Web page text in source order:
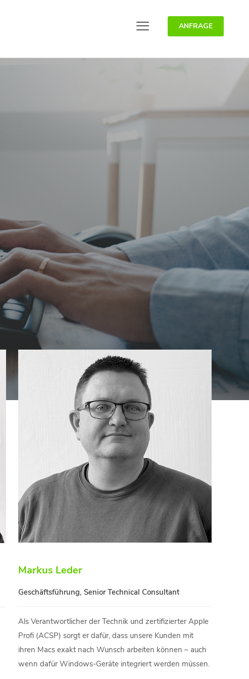
ANFRAGE
Markus Leder
Geschäftsführung, Senior Technical Consultant
Als Verantwortlicher der Technik und zertifizierter Apple
Profi (ACSP) sorgt er dafür, dass unsere Kunden mit
ihren Macs exakt nach Wunsch arbeiten können – auch
wenn dafür Windows-Geräte integriert werden müssen.